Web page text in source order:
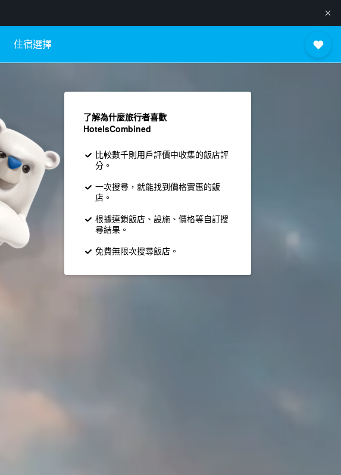
住宿選擇
了解為什麼旅行者喜歡
HotelsCombined
比較數千則用戶評價中收集的飯店評
分。
一次搜尋，就能找到價格實惠的飯
店。
根據連鎖飯店、設施、價格等自訂搜
尋結果。
免費無限次搜尋飯店。